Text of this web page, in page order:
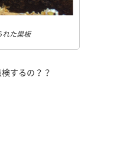
れた巣板
するの？？